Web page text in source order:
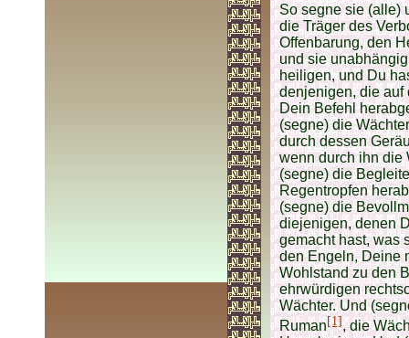
So segne sie (alle)
die Träger des
Offenbarung, den
und sie
heiligen, und Du
denjenigen, die auf
Dein Befehl
(segne) die
durch dessen
wenn durch ihn die
(segne) die
Regentropfen
(segne) die
diejenigen, denen
gemacht hast, was
den Engeln, Deine
Wohlstand zu den
ehrwürdigen
Wächter. Und
Ruman[1], die